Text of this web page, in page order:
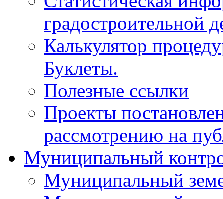
градостроительной
Калькулятор
Буклеты.
Полезные ссылки
Проекты
рассмотрению на
Муниципальный
Муниципальный